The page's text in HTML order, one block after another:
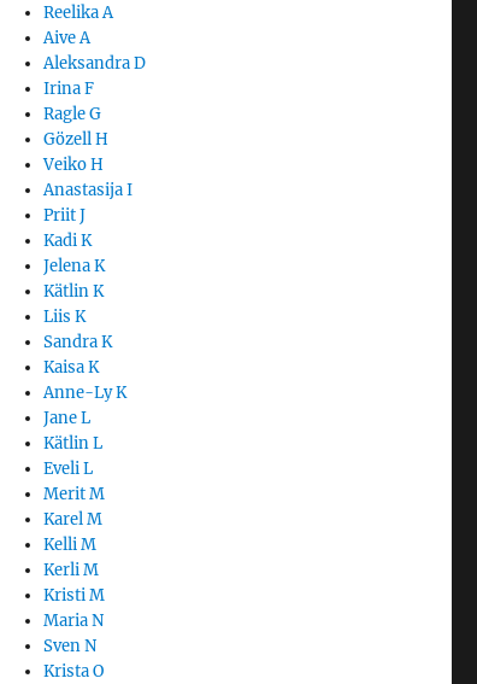
Reelika A
Aive A
Aleksandra D
Irina F
Ragle G
Gözell H
Veiko H
Anastasija I
Priit J
Kadi K
Jelena K
Kätlin K
Liis K
Sandra K
Kaisa K
Anne-Ly K
Jane L
Kätlin L
Eveli L
Merit M
Karel M
Kelli M
Kerli M
Kristi M
Maria N
Sven N
Krista O